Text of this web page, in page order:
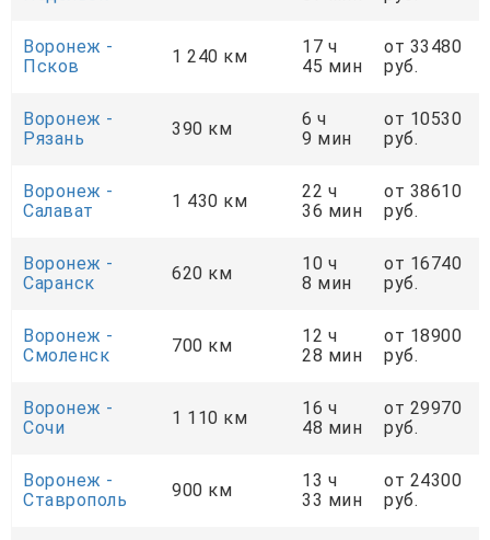
Воронеж -
Псков
1 240 км
17 ч
45 мин
от 33480
руб.
Воронеж -
Рязань
390 км
6 ч
9 мин
от 10530
руб.
Воронеж -
Салават
1 430 км
22 ч
36 мин
от 38610
руб.
Воронеж -
Саранск
620 км
10 ч
8 мин
от 16740
руб.
Воронеж -
Смоленск
700 км
12 ч
28 мин
от 18900
руб.
Воронеж -
Сочи
1 110 км
16 ч
48 мин
от 29970
руб.
Воронеж -
Ставрополь
900 км
13 ч
33 мин
от 24300
руб.